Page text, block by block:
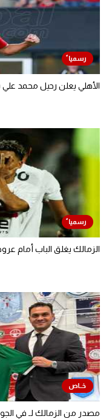
الأهلي يعلن رحيل محمد
الزمالك يغلق الباب أمام
مصدر من الزمالك لـ في